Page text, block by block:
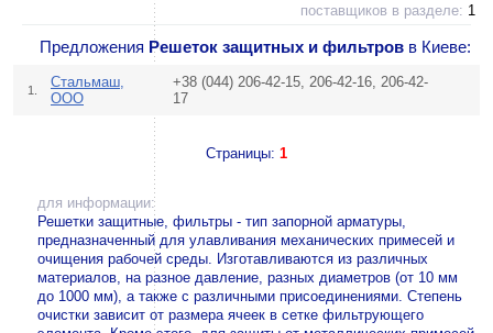
поставщиков в разделе: 1
Предложения Решеток защитных и фильтров в Киеве:
1.
Стальмаш,
ООО
+38 (044) 206-42-15, 206-42-16, 206-42-
17
Страницы: 1
для информации:
Решетки защитные, фильтры - тип запорной арматуры,
предназначенный для улавливания механических примесей и
очищения рабочей среды. Изготавливаются из различных
материалов, на разное давление, разных диаметров (от 10 мм
до 1000 мм), а также с различными присоединениями. Степень
очистки зависит от размера ячеек в сетке фильтрующего